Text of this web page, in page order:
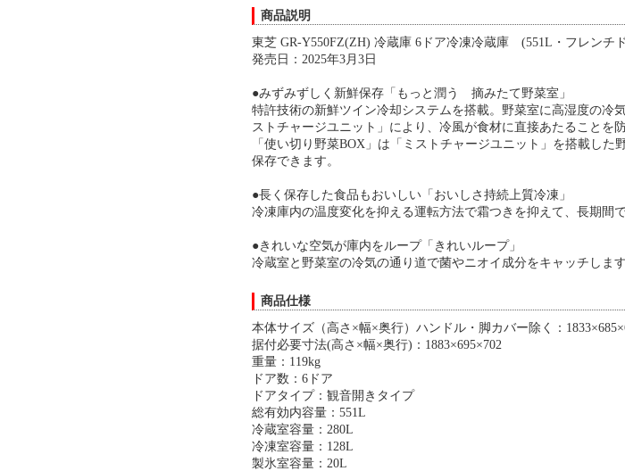
商品説明
東芝 GR-Y550FZ(ZH) 冷蔵庫 6ドア冷凍冷蔵庫 (551L・フレンチ
発売日：2025年3月3日
●みずみずしく新鮮保存「もっと潤う 摘みたて野菜室」
特許技術の新鮮ツイン冷却システムを搭載。野菜室に高湿度の冷
ストチャージユニット」により、冷風が食材に直接あたることを
「使い切り野菜BOX」は「ミストチャージユニット」を搭載し
保存できます。
●長く保存した食品もおいしい「おいしさ持続上質冷凍」
冷凍庫内の温度変化を抑える運転方法で霜つきを抑えて、長期間
●きれいな空気が庫内をループ「きれいループ」
冷蔵室と野菜室の冷気の通り道で菌やニオイ成分をキャッチします
商品仕様
本体サイズ（高さ×幅×奥行）ハンドル・脚カバー除く：
据付必要寸法(高さ×幅×奥行)：1883×695×702
重量：119kg
ドア数：6ドア
ドアタイプ：観音開きタイプ
総有効内容量：551L
冷蔵室容量：280L
冷凍室容量：128L
製氷室容量：20L